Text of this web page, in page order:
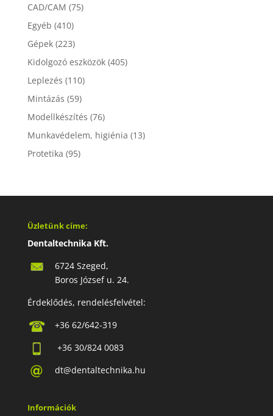
CAD/CAM (75)
Egyéb (410)
Gépek (223)
Kidolgozó eszközök (405)
Leplezés (110)
Mintázás (59)
Modellkészítés (76)
Munkavédelem, higiénia (13)
Protetika (95)
Üzletünk címe:
Dentaltechnika Kft.
6724 Szeged,
Boros József u. 24.
Érdeklődés, rendelésfelvétel:
+36 62/642-319
+36 30/824 0083
dt@dentaltechnika.hu
Információk